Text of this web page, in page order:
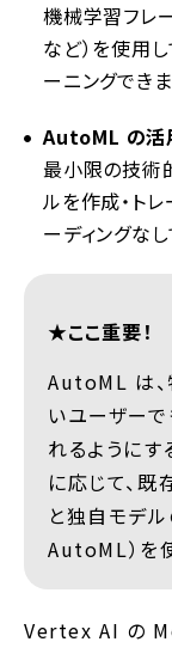
機械学習フレ
など）を使用
ーニングできま
AutoML の活
最小限の技術
ルを作成・ト
ーディングな
★ここ重要！
AutoML は
いユーザー
れるように
に応じて、
と独自モデ
AutoML）を
Vertex AI の